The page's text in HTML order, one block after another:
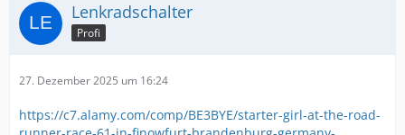
Lenkradschalter
Profi
27. Dezember 2025 um 16:24
https://c7.alamy.com/comp/BE3BYE/starter-girl-at-the-road-